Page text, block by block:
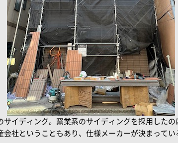
イディング。窯業系のサイディングを採用したの
社ということもあり、仕様メーカーが決まって